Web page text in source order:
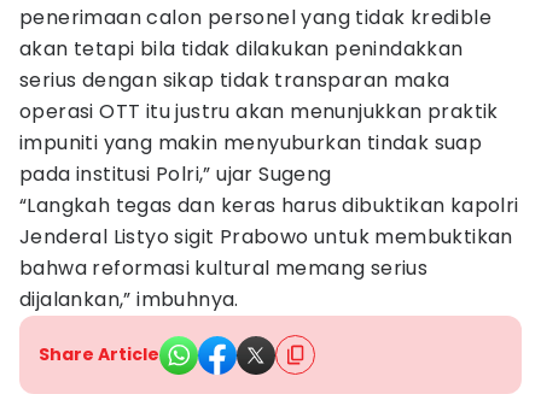
penerimaan calon personel yang tidak kredible
akan tetapi bila tidak dilakukan penindakkan
serius dengan sikap tidak transparan maka
operasi OTT itu justru akan menunjukkan praktik
impuniti yang makin menyuburkan tindak suap
pada institusi Polri,” ujar Sugeng
“Langkah tegas dan keras harus dibuktikan kapolri
Jenderal Listyo sigit Prabowo untuk membuktikan
bahwa reformasi kultural memang serius
dijalankan,” imbuhnya.
Share Article